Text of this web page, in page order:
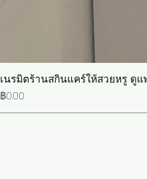
เนรมิตร้านสกินแคร์ให้สวยหรู ดูแ
ราคา
฿0.00